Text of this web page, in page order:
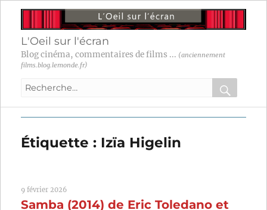
L'Oeil sur l'écran
Blog cinéma, commentaires de films ... (anciennement
films.blog.lemonde.fr)
Recherche
:
OK
Étiquette : Izïa Higelin
9 février 2026
Samba (2014) de Eric Toledano et